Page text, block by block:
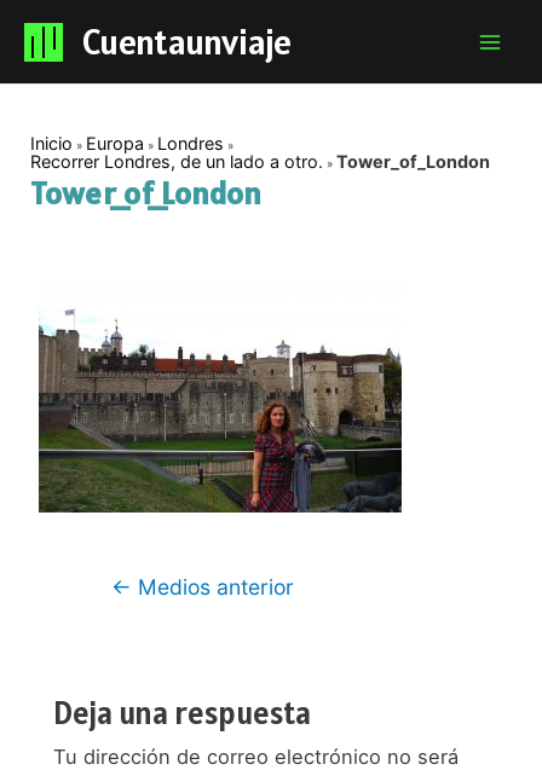
Cuentaunviaje
Inicio Europa
Londres
Recorrer Londres, de un lado a otro.
Tower_of_London
Tower_of_London
Navegación
← Medios anterior
Deja una respuesta
Tu dirección de correo electrónico no será